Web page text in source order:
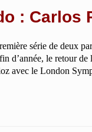
: Carlos
série de deux
d’année, le retour
avec le London